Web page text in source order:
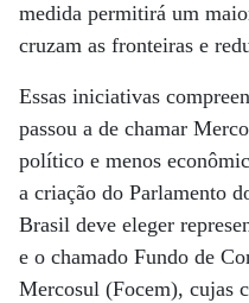
medida permitirá um
cruzam as fronteiras e
Essas iniciativas
passou a de chamar
político e menos
a criação do Parlamento
Brasil deve eleger
e o chamado Fundo de
Mercosul (Focem), cujas